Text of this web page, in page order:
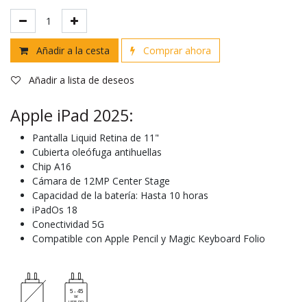
Añadir a la cesta Comprar ahora
Añadir a lista de deseos
Apple iPad 2025:
Pantalla Liquid Retina de 11"
Cubierta oleófuga antihuellas
Chip A16
Cámara de 12MP Center Stage
Capacidad de la batería: Hasta 10 horas
iPadOs 18
Conectividad 5G
Compatible con Apple Pencil y Magic Keyboard Folio